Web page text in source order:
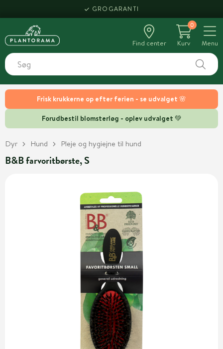
Frisk krukkerne op efter ferien - se udvalget 🌸
Forudbestil blomsterløg - oplev udvalget 💚
GROGARANTI
Find center
0
Kurv
Menu
Dyr Hund Pleje og hygiejne til hund
B&B farvoritbørste, S